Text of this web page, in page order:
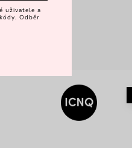
uživatele a
Odběr